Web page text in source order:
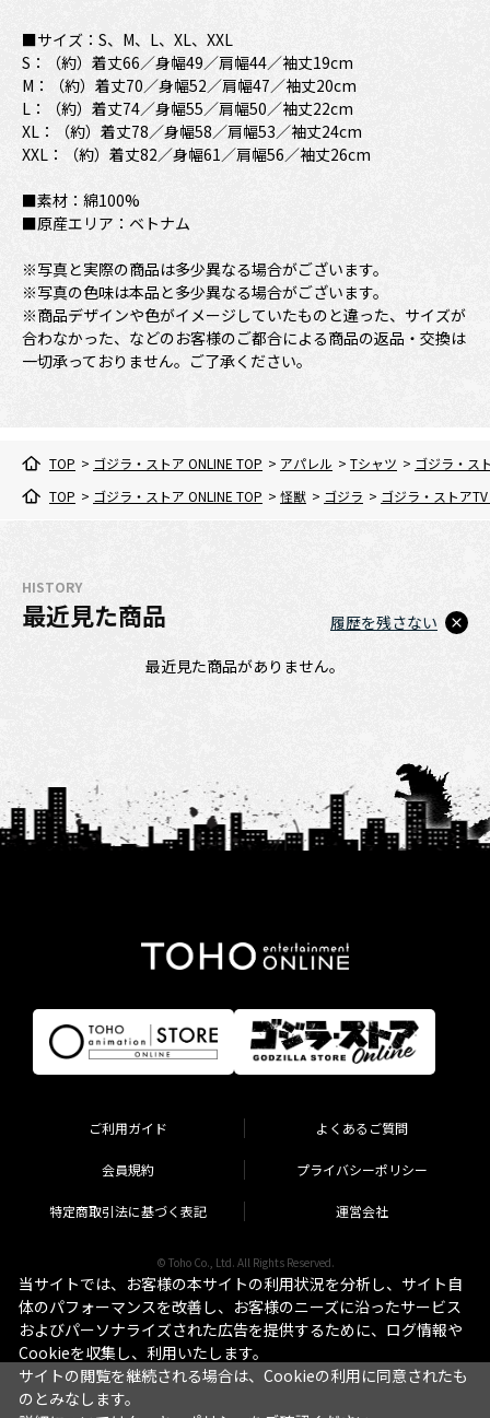
■サイズ：S、M、L、XL、XXL
S：（約）着丈66／身幅49／肩幅44／袖丈19cm
M：（約）着丈70／身幅52／肩幅47／袖丈20cm
L：（約）着丈74／身幅55／肩幅50／袖丈22cm
XL：（約）着丈78／身幅58／肩幅53／袖丈24cm
XXL：（約）着丈82／身幅61／肩幅56／袖丈26cm
■素材：綿100%
■原産エリア：ベトナム
※写真と実際の商品は多少異なる場合がございます。
※写真の色味は本品と多少異なる場合がございます。
※商品デザインや色がイメージしていたものと違った、サイズが
合わなかった、などのお客様のご都合による商品の返品・交換は
一切承っておりません。ご了承ください。
TOP > ゴジラ・ストア ONLINE TOP > アパレル > Tシャツ > ゴジラ・ス
TOP > ゴジラ・ストア ONLINE TOP > 怪獣 > ゴジラ > ゴジラ・ストア
HISTORY
最近見た商品
最近見た商品がありません。
履歴を残さない
ご利用ガイド よくあるご質問
会員規約 プライバシーポリシー
特定商取引法に基づく表記 運営会社
© Toho Co., Ltd. All Rights Reserved.
当サイトでは、お客様の本サイトの利用状況を分析し、サイト自
体のパフォーマンスを改善し、お客様のニーズに沿ったサービス
およびパーソナライズされた広告を提供するために、ログ情報や
Cookieを収集し、利用いたします。
サイトの閲覧を継続される場合は、Cookieの利用に同意されたも
のとみなします。